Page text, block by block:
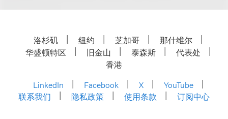
洛杉矶 纽约 芝加哥
那什维尔
华盛顿特区
旧金山 泰森斯
代表处
香港
LinkedIn
Facebook X
YouTube
联系我们
隐私政策 使用条款 订阅中心